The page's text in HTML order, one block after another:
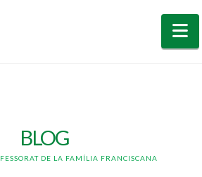
BLOG
DE LA FAMÍLIA FRANCISCANA